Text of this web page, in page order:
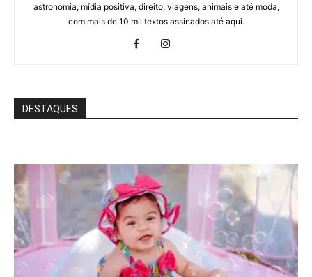
astronomia, mídia positiva, direito, viagens, animais e até moda,
com mais de 10 mil textos assinados até aqui.
DESTAQUES